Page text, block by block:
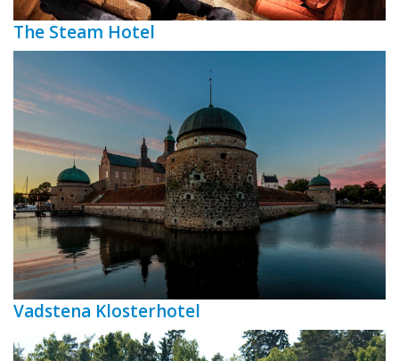
The Steam Hotel
Vadstena Klosterhotel